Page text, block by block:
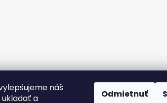
náš
a
Odmietnuť